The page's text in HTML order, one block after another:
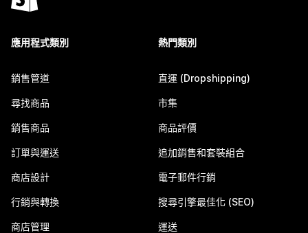
應用程式類別
銷售管道
尋找商品
銷售商品
訂單與運送
商店設計
行銷與轉換
商店管理
熱門類別
直運 (Dropshipping)
市集
商品評價
追加銷售和套裝組合
電子郵件行銷
搜尋引擎最佳化 (SEO)
運送